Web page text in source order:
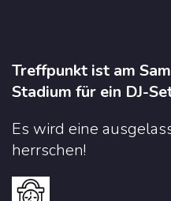
Treffpunkt ist am
Stadium für ein DJ-
Es wird eine
herrschen!